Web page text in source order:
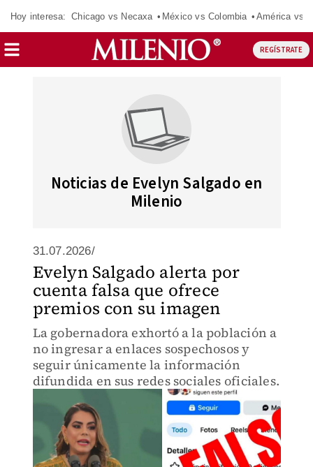
Hoy interesa: Chicago vs Necaxa México vs Colombia América vs
REGÍSTRATE
Noticias de Evelyn Salgado en
Milenio
31.07.2026/
Evelyn Salgado alerta por
cuenta falsa que ofrece
premios con su imagen
La gobernadora exhortó a la población a
no ingresar a enlaces sospechosos y
seguir únicamente la información
difundida en sus redes sociales oficiales.